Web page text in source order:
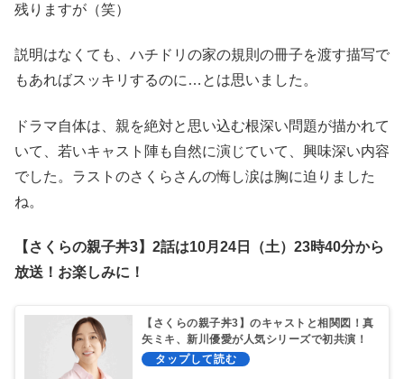
残りますが（笑）
説明はなくても、ハチドリの家の規則の冊子を渡す描写で
もあればスッキリするのに…とは思いました。
ドラマ自体は、親を絶対と思い込む根深い問題が描かれて
いて、若いキャスト陣も自然に演じていて、興味深い内容
でした。ラストのさくらさんの悔し涙は胸に迫りました
ね。
【さくらの親子丼3】2話は10月24日（土）23時40分から
放送！お楽しみに！
【さくらの親子丼3】のキャストと相関図！真
矢ミキ、新川優愛が人気シリーズで初共演！